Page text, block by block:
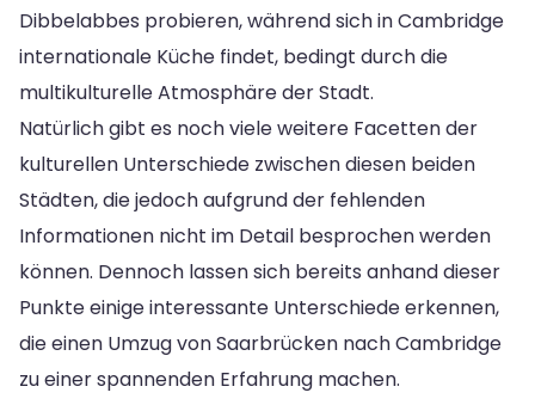
Dibbelabbes probieren, während sich in Cambridge
internationale Küche findet, bedingt durch die
multikulturelle Atmosphäre der Stadt.
Natürlich gibt es noch viele weitere Facetten der
kulturellen Unterschiede zwischen diesen beiden
Städten, die jedoch aufgrund der fehlenden
Informationen nicht im Detail besprochen werden
können. Dennoch lassen sich bereits anhand dieser
Punkte einige interessante Unterschiede erkennen,
die einen Umzug von Saarbrücken nach Cambridge
zu einer spannenden Erfahrung machen.